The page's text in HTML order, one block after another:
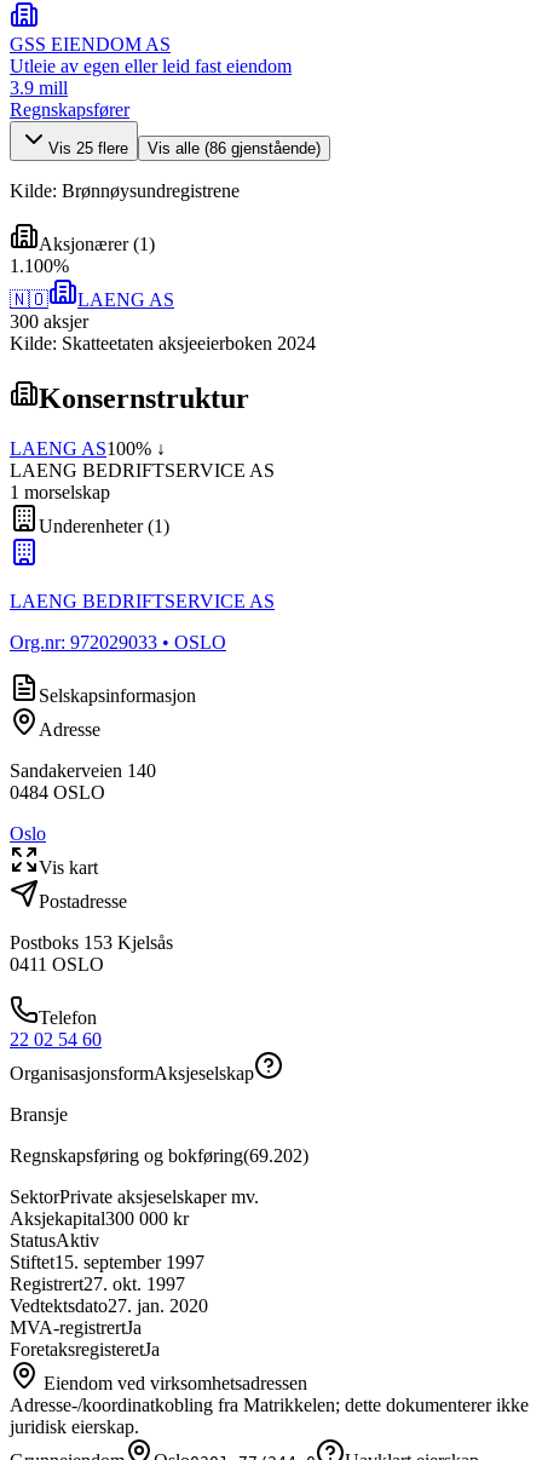
GSS EIENDOM AS
Utleie av egen eller leid fast eiendom
3.9 mill
Regnskapsfører
Vis 25 flere Vis alle (86 gjenstående)
Kilde: Brønnøysundregistrene
Aksjonærer(1)
1 .100%
🇳🇴
LAENG AS
300 aksjer
Kilde: Skatteetaten aksjeeierboken 2024
Konsernstruktur
LAENG AS100% ↓
LAENG BEDRIFTSERVICE AS
1 morselskap
Underenheter(1)
LAENG BEDRIFTSERVICE AS
Org.nr: 972029033 • OSLO
Selskapsinformasjon
Adresse
Sandakerveien 140
0484 OSLO
Oslo
Vis kart
Postadresse
Postboks 153 Kjelsås
0411 OSLO
Telefon
22 02 54 60
OrganisasjonsformAksjeselskap
Bransje
Regnskapsføring og bokføring(69.202)
SektorPrivate aksjeselskaper mv.
Aksjekapital300 000 kr
StatusAktiv
Stiftet15. september 1997
Registrert27. okt. 1997
Vedtektsdato27. jan. 2020
MVA-registrertJa
ForetaksregisteretJa
Eiendom ved virksomhetsadressen
Adresse-/koordinatkobling fra Matrikkelen; dette dokumenterer ikke
juridisk eierskap.